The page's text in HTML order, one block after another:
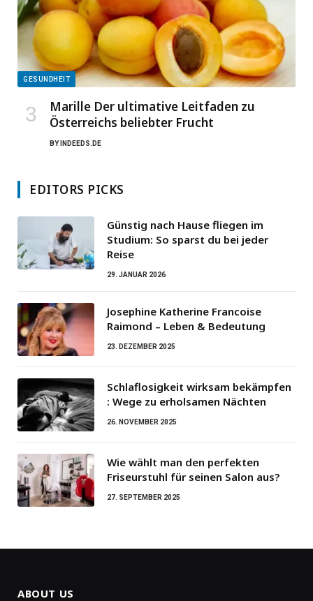
GESUNDHEIT
Marille Der ultimative Leitfaden zu
Österreichs beliebter Frucht
BY INDEEDS.DE
EDITORS PICKS
Günstig nach Hause fliegen im
Studium: So sparst du bei jeder
Reise
29. JANUAR 2026
Josephine Katherine Francoise
Raimond – Leben & Bedeutung
23. DEZEMBER 2025
Schlaflosigkeit wirksam bekämpfen
: Wege zu erholsamen Nächten
26. NOVEMBER 2025
Wie wählt man den perfekten
Friseurstuhl für seinen Salon aus?
27. SEPTEMBER 2025
ABOUT US